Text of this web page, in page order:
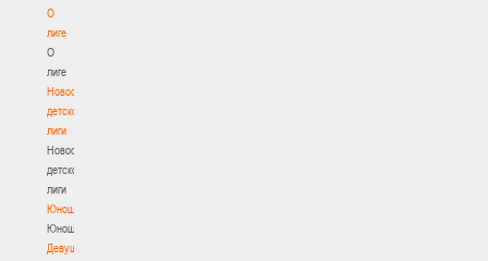
О
лиге
О
лиге
Новости
детской
лиги
Новости
детской
лиги
Юноши
Юноши
Девушки